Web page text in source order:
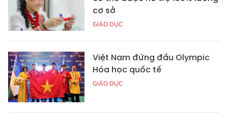
cơ sở
GIÁO DỤC
Việt Nam đứng đầu Olympic
Hóa học quốc tế
GIÁO DỤC